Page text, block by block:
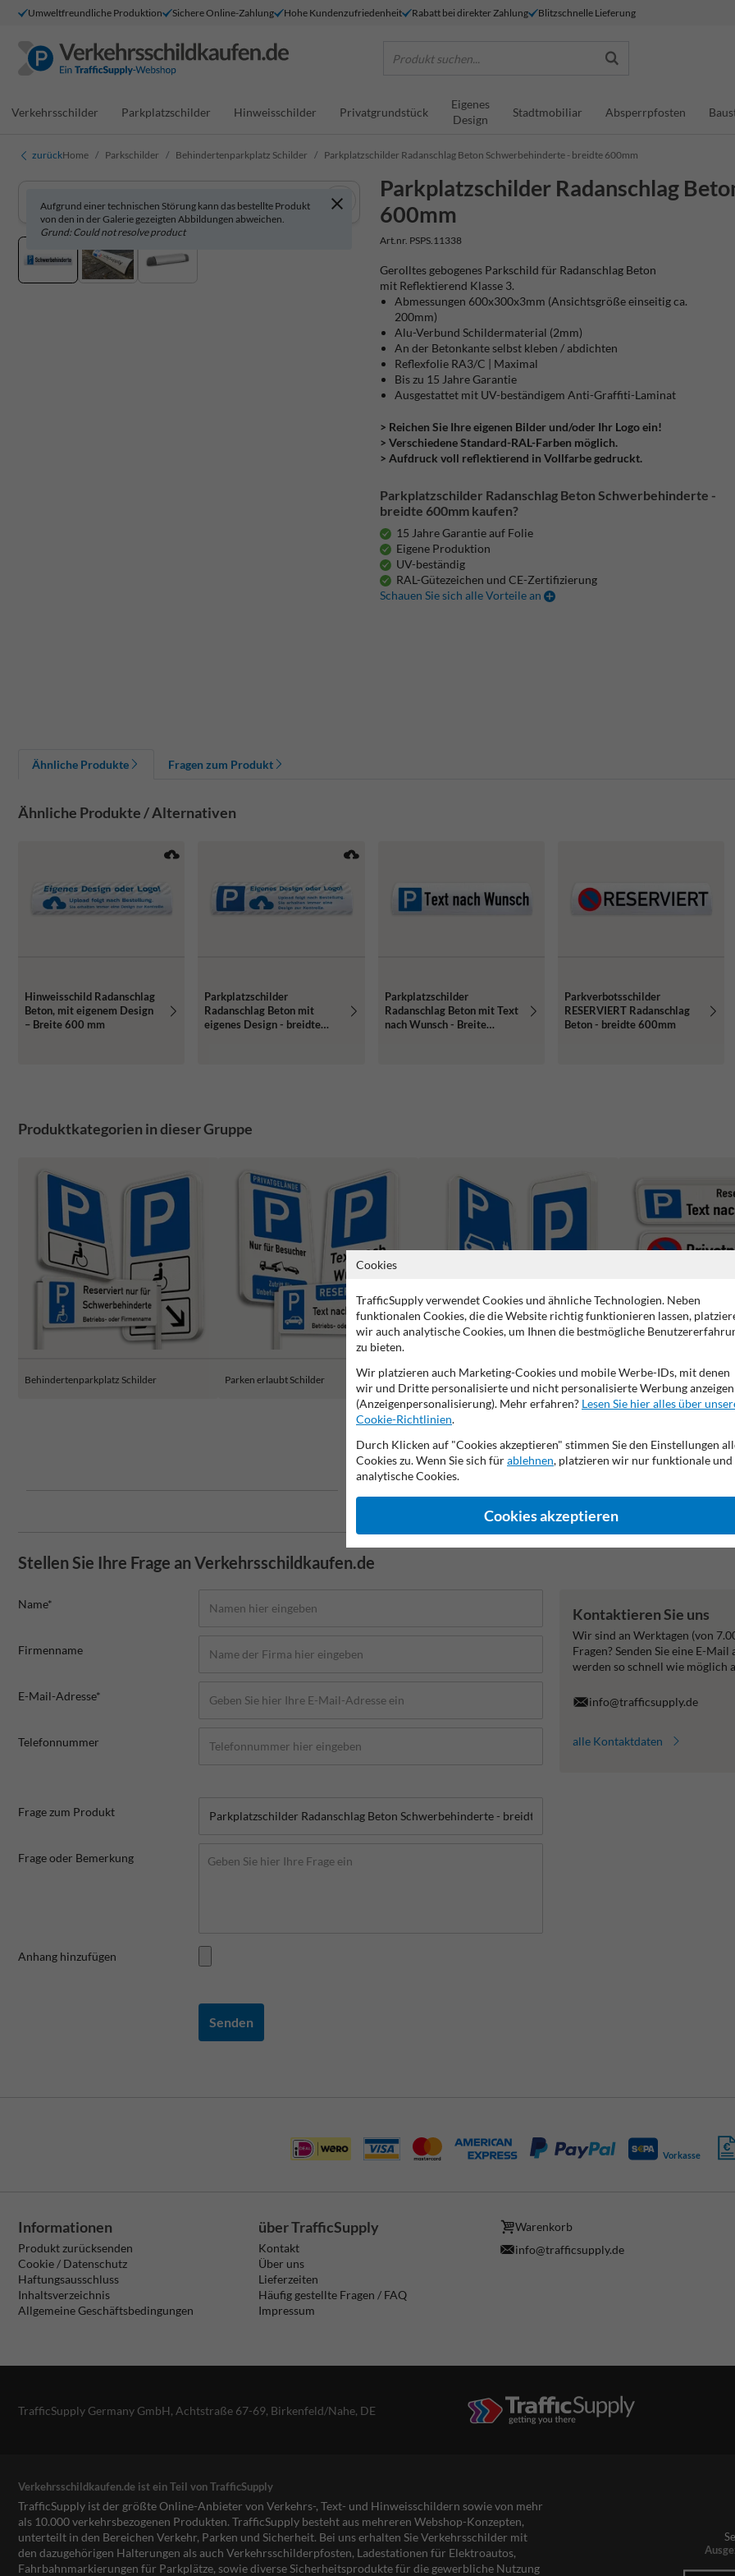
Umweltfreundliche Produktion Sichere Online-Zahlung Hohe Kundenzufriedenheit Rabatt bei direkter Zahlung Blitzschnelle Lieferung
Produkt suchen...
Verkehrsschilder Parkplatzschilder Hinweisschilder Privatgrundstück
Eigenes
Design
Stadtmobiliar Absperrpfosten
zurückHome Parkschilder Behindertenparkplatz Schilder Parkplatzschilder Radanschlag Beton Schwerbehinderte - breidte 600mm
Parkplatzschilder Radanschlag
600mm
Art.nr. PSPS.11338
Aufgrund einer technischen Störung kann das bestellte Produkt
von den in der Galerie gezeigten Abbildungen abweichen.
Grund: Could not resolve product
Gerolltes gebogenes Parkschild für Radanschlag Beton
mit Reflektierend Klasse 3.
Abmessungen 600x300x3mm (Ansichtsgröße einseitig ca.
200mm)
Alu-Verbund Schildermaterial (2mm)
An der Betonkante selbst kleben / abdichten
Reflexfolie RA3/C | Maximal
Bis zu 15 Jahre Garantie
Ausgestattet mit UV-beständigem Anti-Graffiti-Laminat
> Reichen Sie Ihre eigenen Bilder und/oder Ihr Logo ein!
> Verschiedene Standard-RAL-Farben möglich.
> Aufdruck voll reflektierend in Vollfarbe gedruckt.
Parkplatzschilder Radanschlag Beton Schwerbehinderte -
breidte 600mm kaufen?
15 Jahre Garantie auf Folie
Eigene Produktion
UV-beständig
RAL-Gütezeichen und CE-Zertifizierung
Schauen Sie sich alle Vorteile an
Ähnliche Produkte Fragen zum Produkt
Ähnliche Produkte / Alternativen
Hinweisschild Radanschlag
Beton, mit eigenem Design
– Breite 600 mm
Parkplatzschilder
Radanschlag Beton mit
eigenes Design - breidte
Parkplatzschilder
Radanschlag Beton mit Text
nach Wunsch - Breite
Parkverbotsschilder
RESERVIERT Radanschlag
Beton - breidte 600mm
Produktkategorien in dieser Gruppe
Behindertenparkplatz Schilder Parken erlaubt Schilder Parkplatz für Elektrofahrzeuge Schilder Parkplatzschilder
Stellen Sie Ihre Frage an Verkehrsschildkaufen.de
Name*
Firmenname
E-Mail-Adresse*
Telefonnummer
Frage zum Produkt
Frage oder Bemerkung
Anhang hinzufügen
Senden
Kontaktieren Sie uns
Wir sind an Werktagen (von
Fragen? Senden Sie eine E-Mail
werden so schnell wie möglich
info@trafficsupply.de
alle Kontaktdaten
Vorkasse
Informationen
Produkt zurücksenden
Cookie / Datenschutz
Haftungsausschluss
Inhaltsverzeichnis
Allgemeine Geschäftsbedingungen
über TrafficSupply
Kontakt
Über uns
Lieferzeiten
Häufig gestellte Fragen / FAQ
Impressum
Warenkorb
info@trafficsupply.de
TrafficSupply Germany GmbH, Achtstraße 67-69, Birkenfeld/Nahe, DE
Verkehrsschildkaufen.de ist ein Teil von TrafficSupply
TrafficSupply ist der größte Online-Anbieter von Verkehrs-, Text- und Hinweisschildern sowie von mehr
als 10.000 verkehrsbezogenen Produkten. TrafficSupply besteht aus mehreren Webshop-Konzepten,
unterteilt in den Bereichen Verkehr, Parken und Sicherheit. Bei uns erhalten Sie Verkehrsschilder mit
den dazugehörigen Halterungen als auch Verkehrsschilderpfosten, Ladestationen für Elektroautos,
Fahrbahnmarkierungen für Parkplätze, sowie diverse Sicherheitsprodukte für die gewerbliche Nutzung
Cookies
TrafficSupply verwendet Cookies und ähnliche Technologien. Neben
funktionalen Cookies, die die Website richtig funktionieren lassen,
wir auch analytische Cookies, um Ihnen die bestmögliche
zu bieten.
Wir platzieren auch Marketing-Cookies und mobile Werbe-IDs, mit denen
wir und Dritte personalisierte und nicht personalisierte Werbung anzeigen
(Anzeigenpersonalisierung). Mehr erfahren? Lesen Sie hier alles über
Cookie-Richtlinien.
Durch Klicken auf "Cookies akzeptieren" stimmen Sie den Einstellungen
Cookies zu. Wenn Sie sich fürablehnen, platzieren wir nur funktionale und
analytische Cookies.
Cookies akzeptieren